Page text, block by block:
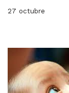
27 octubre